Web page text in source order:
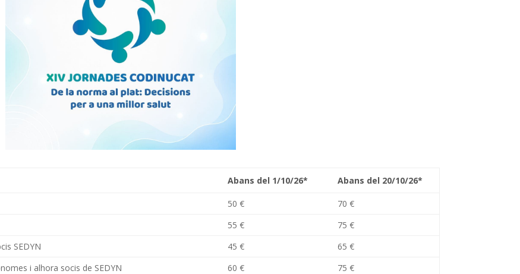
Abans del 1/10/26* Abans del 20/10/26*
50 €
70 €
55 €
75 €
SEDYN 45 €
65 €
i alhora socis de SEDYN 60 €
75 €